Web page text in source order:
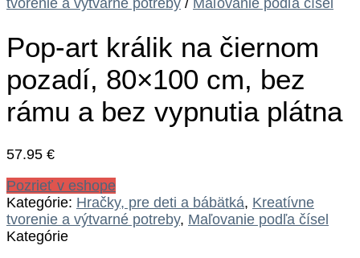
tvorenie a výtvarné potreby / Maľovanie podľa čísel
Pop-art králik na čiernom
pozadí, 80×100 cm, bez
rámu a bez vypnutia plátna
57.95 €
Pozrieť v eshope
Kategórie: Hračky, pre deti a bábätká, Kreatívne
tvorenie a výtvarné potreby, Maľovanie podľa čísel
Kategórie